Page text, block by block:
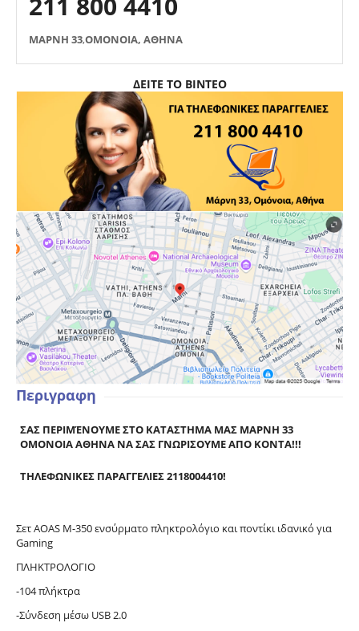
ΜΑΡΝΗ 33,ΟΜΟΝΟΙΑ, ΑΘΗΝΑ
ΔΕΙΤΕ ΤΟ ΒΙΝΤΕΟ
Περιγραφη
ΣΑΣ ΠΕΡΙΜΈΝΟΥΜΕ ΣΤΟ ΚΑΤΑΣΤΗΜΑ ΜΑΣ ΜΑΡΝΗ 33
ΟΜΟΝΟΙΑ ΑΘΗΝΑ ΝΑ ΣΑΣ ΓΝΩΡΙΣΟΥΜΕ ΑΠΟ ΚΟΝΤΑ!!!
ΤΗΛΕΦΩΝΙΚΕΣ ΠΑΡΑΓΓΕΛΙΕΣ 2118004410!
Σετ AOAS M-350 ενσύρματο πληκτρολόγιο και ποντίκι ιδανικό για
Gaming
ΠΛΗΚΤΡΟΛΟΓΙΟ
-104 πλήκτρα
-Σύνδεση μέσω USB 2.0